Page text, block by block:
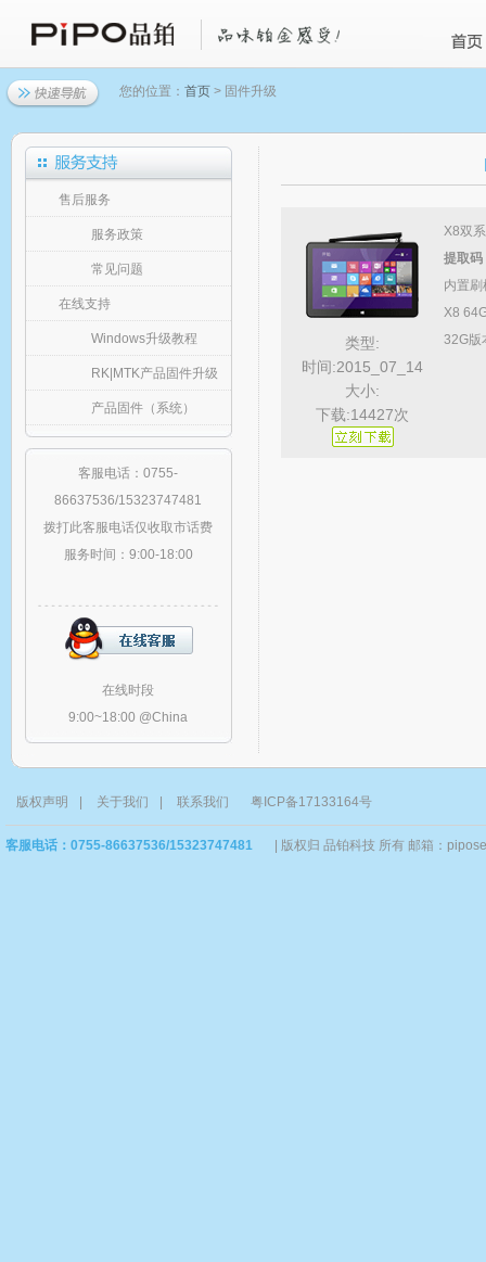
您的位置： 首页 > 固件升级
售后服务
服务政策
常见问题
在线支持
Windows升级教程
RK|MTK产品固件升级
产品固件（系统）
客服电话：0755-
86637536/15323747481
拨打此客服电话仅收取市话费
服务时间：9:00-18:00
在线时段
9:00~18:00 @China
类型:
时间:2015_07_14
大小:
下载:14427次
X8双
提取码
内置
X8
32G版
版权声明 关于我们 联系我们 粤ICP备17133164号
客服电话：0755-86637536/15323747481 版权归 品铂科技 所有 邮箱：